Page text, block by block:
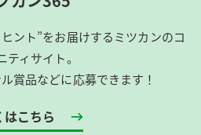
ント”をお届けするミツカンのコ
ティサイト。
賞品などに応募できます！
はこちら